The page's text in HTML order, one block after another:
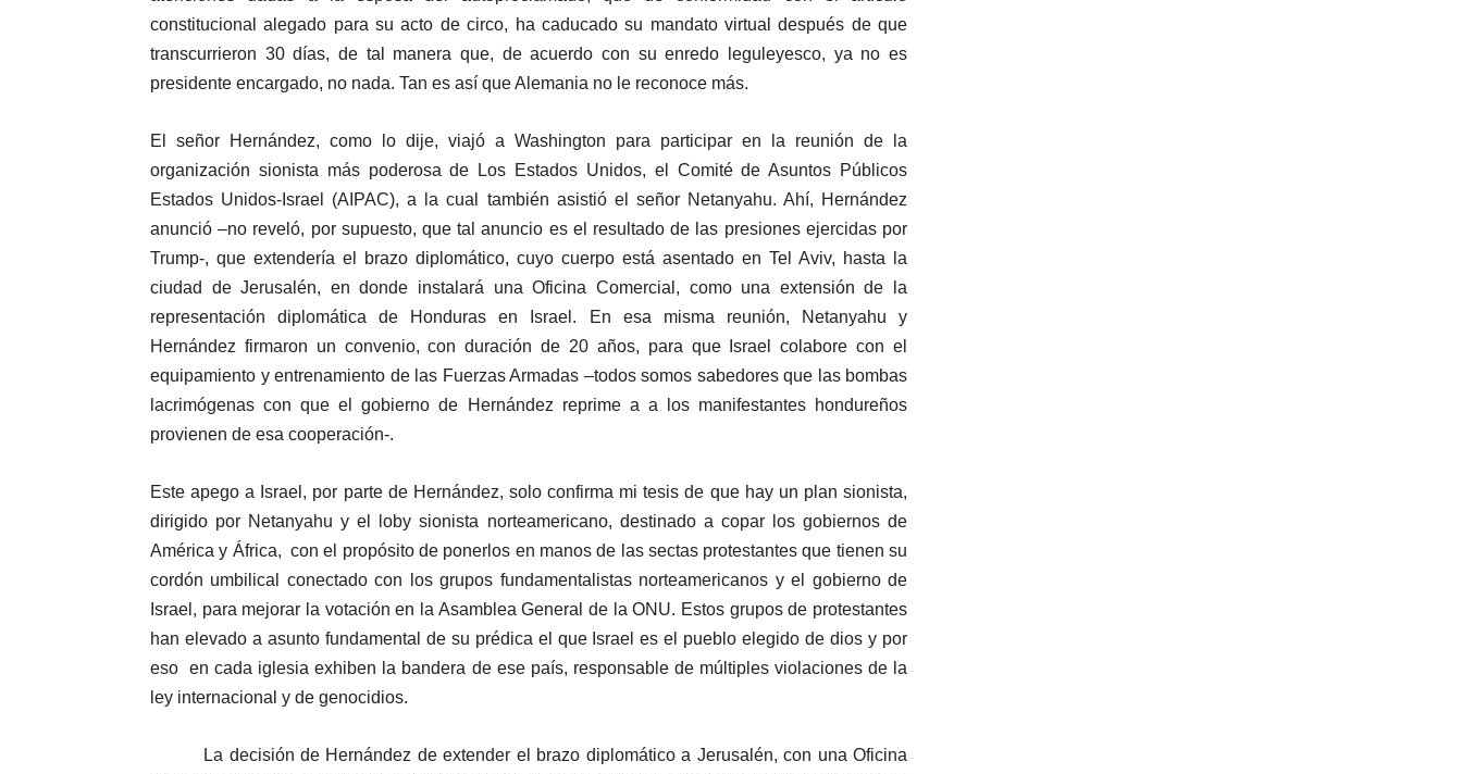
constitucional alegado para su acto de circo, ha caducado su mandato virtual después de que
transcurrieron 30 días, de tal manera que, de acuerdo con su enredo leguleyesco, ya no es
presidente encargado, no nada. Tan es así que Alemania no le reconoce más.
El señor Hernández, como lo dije, viajó a Washington para participar en la reunión de la
organización sionista más poderosa de Los Estados Unidos, el Comité de Asuntos Públicos
Estados Unidos-Israel (AIPAC), a la cual también asistió el señor Netanyahu. Ahí, Hernández
anunció –no reveló, por supuesto, que tal anuncio es el resultado de las presiones ejercidas por
Trump-, que extendería el brazo diplomático, cuyo cuerpo está asentado en Tel Aviv, hasta la
ciudad de Jerusalén, en donde instalará una Oficina Comercial, como una extensión de la
representación diplomática de Honduras en Israel. En esa misma reunión, Netanyahu y
Hernández firmaron un convenio, con duración de 20 años, para que Israel colabore con el
equipamiento y entrenamiento de las Fuerzas Armadas –todos somos sabedores que las bombas
lacrimógenas con que el gobierno de Hernández reprime a a los manifestantes hondureños
provienen de esa cooperación-.
Este apego a Israel, por parte de Hernández, solo confirma mi tesis de que hay un plan sionista,
dirigido por Netanyahu y el loby sionista norteamericano, destinado a copar los gobiernos de
América y África, con el propósito de ponerlos en manos de las sectas protestantes que tienen su
cordón umbilical conectado con los grupos fundamentalistas norteamericanos y el gobierno de
Israel, para mejorar la votación en la Asamblea General de la ONU. Estos grupos de protestantes
han elevado a asunto fundamental de su prédica el que Israel es el pueblo elegido de dios y por
eso en cada iglesia exhiben la bandera de ese país, responsable de múltiples violaciones de la
ley internacional y de genocidios.
La decisión de Hernández de extender el brazo diplomático a Jerusalén, con una Oficina